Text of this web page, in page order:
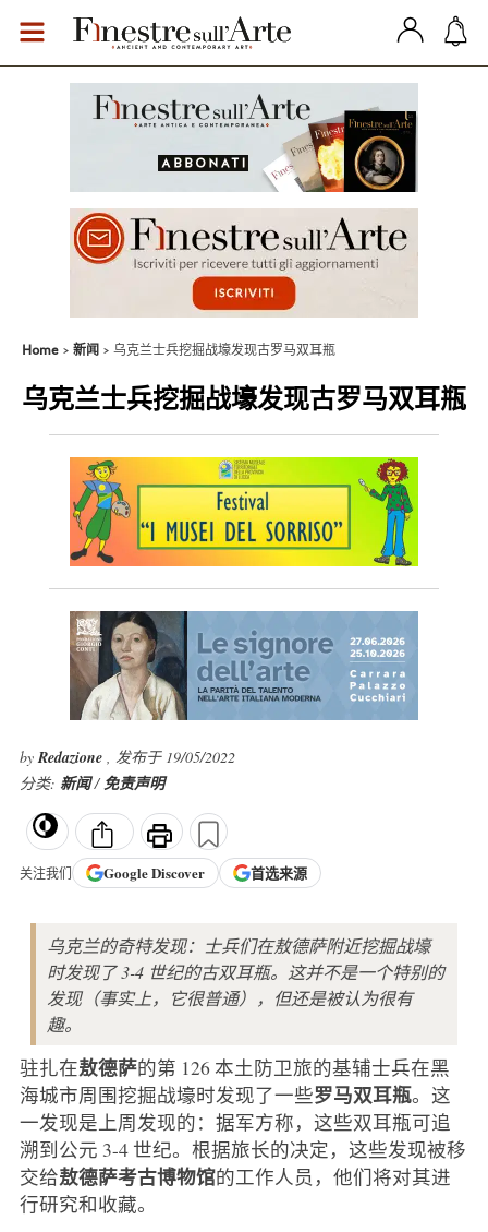
Home 新闻 乌克兰士兵挖掘战壕发现古罗马双耳瓶
乌克兰士兵挖掘战壕发现古罗马双耳瓶
byRedazione , 发布于 19/05/2022
分类: 新闻/免责声明
关注我们 GoogleDiscover 首选来源
乌克兰的奇特发现：士兵们在敖德萨附近挖掘战壕
时发现了 3-4 世纪的古双耳瓶。这并不是一个特别的
发现（事实上，它很普通），但还是被认为很有
趣。
驻扎在敖德萨的第 126 本土防卫旅的基辅士兵在黑
海城市周围挖掘战壕时发现了一些罗马双耳瓶。这
一发现是上周发现的：据军方称，这些双耳瓶可追
溯到公元 3-4 世纪。根据旅长的决定，这些发现被移
交给敖德萨考古博物馆的工作人员，他们将对其进
行研究和收藏。